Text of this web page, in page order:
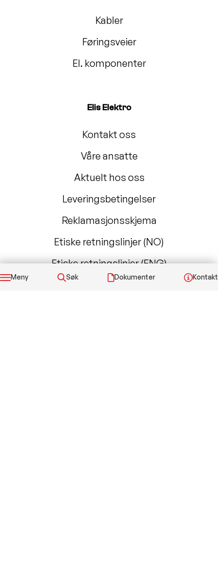
Kabler
Føringsveier
El. komponenter
Elis Elektro
Kontakt oss
Våre ansatte
Aktuelt hos oss
Leveringsbetingelser
Reklamasjonsskjema
Etiske retningslinjer (NO)
Etiske retningslinjer (ENG)
Factlines verifisering
Meny Søk Dokumenter Kontakt